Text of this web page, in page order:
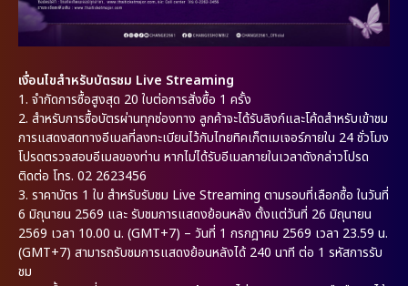
เงื่อนไขสำหรับบัตรชม Live Streaming
1. จำกัดการซื้อสูงสุด 20 ใบต่อการสั่งซื้อ 1 ครั้ง
2. สำหรับการซื้อบัตรผ่านทุกช่องทาง ลูกค้าจะได้รับลิงก์และโค้ดสำหรับเข้าชม
การแสดงสดทางอีเมลที่ลงทะเบียนไว้กับไทยทิคเก็ตเมเจอร์ภายใน 24 ชั่วโมง
โปรดตรวจสอบอีเมลของท่าน หากไม่ได้รับอีเมลภายในเวลาดังกล่าวโปรด
ติดต่อ โทร. 02 2623456
3. ราคาบัตร 1 ใบ สำหรับรับชม Live Streaming ตามรอบที่เลือกซื้อ ในวันที่
6 มิถุนายน 2569 และ รับชมการแสดงย้อนหลัง ตั้งแต่วันที่ 26 มิถุนายน
2569 เวลา 10.00 น. (GMT+7) – วันที่ 1 กรกฎาคม 2569 เวลา 23.59 น.
(GMT+7) สามารถรับชมการแสดงย้อนหลังได้ 240 นาที ต่อ 1 รหัสการรับ
ชม